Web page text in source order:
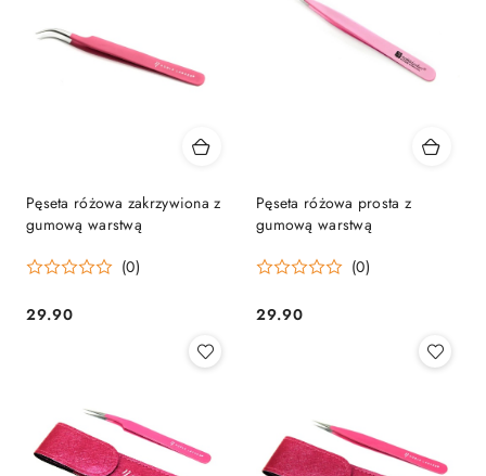
Pęseta różowa zakrzywiona z
gumową warstwą
(0)
Cena:
29.90
Pęseta różowa prosta z
gumową warstwą
(0)
Cena:
29.90